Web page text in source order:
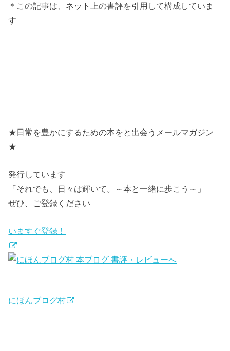
＊この記事は、ネット上の書評を引用して構成していま
す
★日常を豊かにするための本をと出会うメールマガジン
★
発行しています
「それでも、日々は輝いて。～本と一緒に歩こう～」
ぜひ、ご登録ください
いますぐ登録！
にほんブログ村